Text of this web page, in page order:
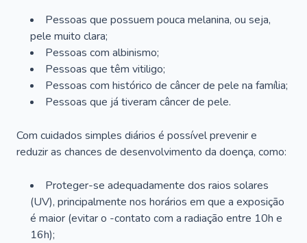
Pessoas que possuem pouca melanina, ou seja,
pele muito clara;
Pessoas com albinismo;
Pessoas que têm vitiligo;
Pessoas com histórico de câncer de pele na família;
Pessoas que já tiveram câncer de pele.
Com cuidados simples diários é possível prevenir e
reduzir as chances de desenvolvimento da doença, como:
Proteger-se adequadamente dos raios solares
(UV), principalmente nos horários em que a exposição
é maior (evitar o -contato com a radiação entre 10h e
16h);